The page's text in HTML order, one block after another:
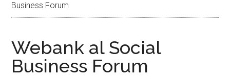
Business Forum
Webank al Social
Business Forum